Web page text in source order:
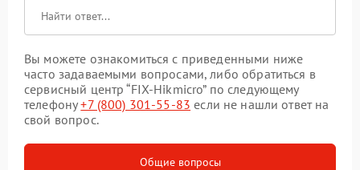
Вы можете ознакомиться с приведенными ниже
часто задаваемыми вопросами, либо обратиться в
сервисный центр “FIX-Hikmicro” по следующему
телефону+7 (800) 301-55-83 если не нашли ответ на
свой вопрос.
Общие вопросы